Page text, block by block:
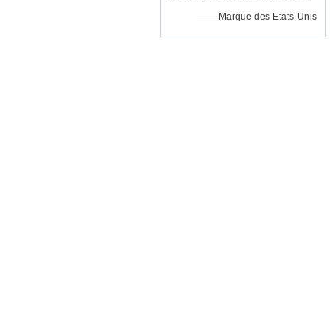
—— Marque des Etats-Unis